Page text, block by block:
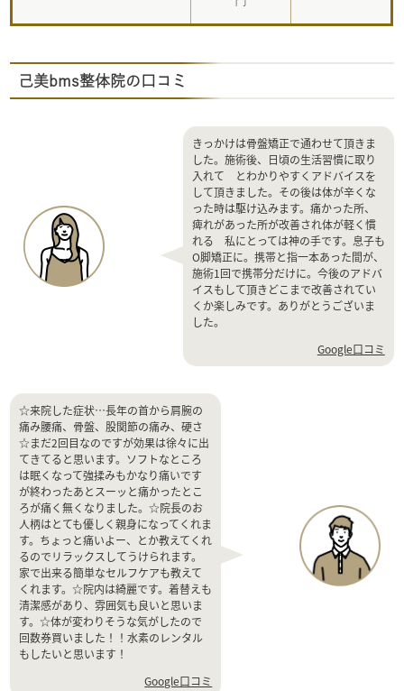
己美bms整体院の口コミ
きっかけは骨盤矯正で通わせて頂きま
した。施術後、日頃の生活習慣に取り
入れて とわかりやすくアドバイスを
して頂きました。その後は体が辛くな
った時は駆け込みます。痛かった所、
痺れがあった所が改善され体が軽く慣
れる 私にとっては神の手です。息子も
O脚矯正に。携帯と指一本あった間が、
施術1回で携帯分だけに。今後のアドバ
イスもして頂きどこまで改善されてい
くか楽しみです。ありがとうございま
した。
Google口コミ
☆来院した症状…長年の首から肩腕の
痛み腰痛、骨盤、股関節の痛み、硬さ
☆まだ2回目なのですが効果は徐々に出
てきてると思います。ソフトなところ
は眠くなって強揉みもかなり痛いです
が終わったあとスーッと痛かったとこ
ろが痛く無くなりました。☆院長のお
人柄はとても優しく親身になってくれま
す。ちょっと痛いよー、とか教えてくれ
るのでリラックスしてうけられます。
家で出来る簡単なセルフケアも教えて
くれます。☆院内は綺麗です。着替えも
清潔感があり、雰囲気も良いと思いま
す。☆体が変わりそうな気がしたので
回数券買いました！！水素のレンタル
もしたいと思います！
Google口コミ